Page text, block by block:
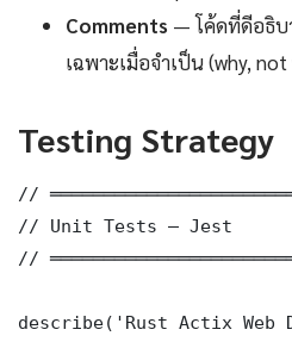
Comments — โค้ดที่ดีอธิบ
เฉพาะเมื่อจำเป็น (why,
Testing Strategy
//
// Unit Tests — Jest
//
describe('Rust Actix